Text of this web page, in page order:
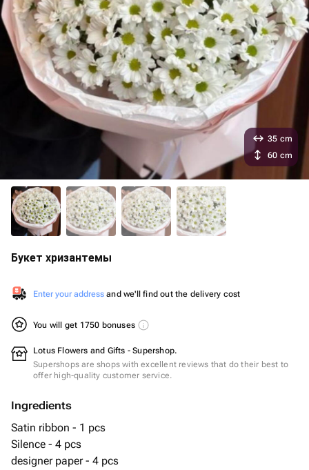
Букет хризантемы
Enter your address and we'll find out the delivery cost
You will get 1750 bonuses
Lotus Flowers and Gifts - Supershop.
Supershops are shops with excellent reviews that do their best to
offer high-quality customer service.
Ingredients
Satin ribbon - 1 pcs
Silence - 4 pcs
designer paper - 4 pcs
35 cm
60 cm